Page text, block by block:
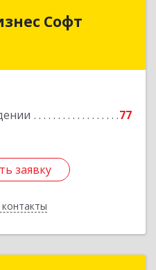
Софт
77
заявку
Бизнес Софт
Кинешма г, Жуковская
заявку